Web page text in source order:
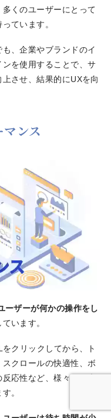
くのユーザーにとって
ています。
、企業やブランドのイ
を使用することで、サ
させ、結果的にUXを向
ンス
ーザーが何かの操作をし
います。
クリックしてから、ト
クロールの快適性、ボ
応性など、様々な要素
。